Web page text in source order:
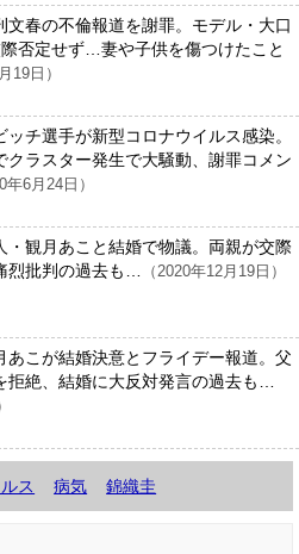
文春の不倫報道を謝罪。モデル・大口
否定せず…妻や子供を傷つけたこと
19日）
ッチ選手が新型コロナウイルス感染。
クラスター発生で大騒動、謝罪コメン
年6月24日）
・観月あこと結婚で物議。両親が交際
烈批判の過去も…
（2020年12月19日）
あこが結婚決意とフライデー報道。父
拒絶、結婚に大反対発言の過去も…
ス 病気 錦織圭